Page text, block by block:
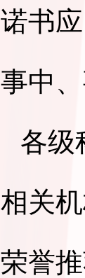
诺书
事中
各级
相关
荣誉